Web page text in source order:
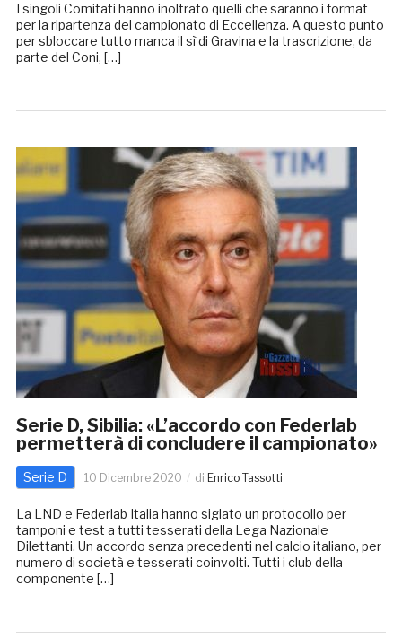
I singoli Comitati hanno inoltrato quelli che saranno i format
per la ripartenza del campionato di Eccellenza. A questo punto
per sbloccare tutto manca il sì di Gravina e la trascrizione, da
parte del Coni, […]
Serie D, Sibilia: «L’accordo con Federlab
permetterà di concludere il campionato»
Serie D 10 Dicembre 2020 di Enrico Tassotti
La LND e Federlab Italia hanno siglato un protocollo per
tamponi e test a tutti tesserati della Lega Nazionale
Dilettanti. Un accordo senza precedenti nel calcio italiano, per
numero di società e tesserati coinvolti. Tutti i club della
componente […]